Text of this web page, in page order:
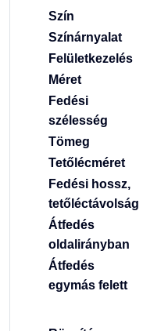
Szín
Színárnyalat
Felületkezelés
Méret
Fedési
szélesség
Tömeg
Tetőlécméret
Fedési hossz,
tetőléctávolság
Átfedés
oldalirányban
Átfedés
egymás felett